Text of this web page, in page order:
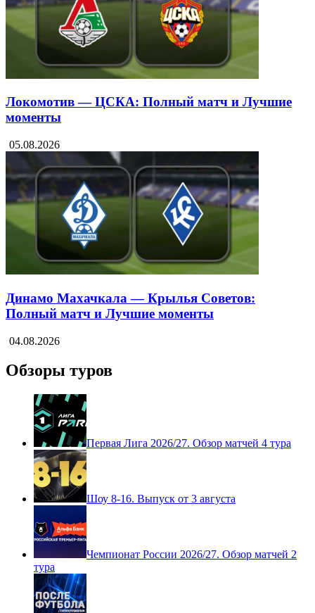
Локомотив — ЦСКА: Полный матч и Лучшие
моменты
05.08.2026
Динамо Махачкала — Крылья Советов:
Полный матч и Лучшие моменты
04.08.2026
Обзоры туров
Первая Лига 2026/27. Обзор матчей 4 тура
Шоу 8-16. Выпуск от 3 августа
Чемпионат России 2026/27. Обзор матчей 2
тура